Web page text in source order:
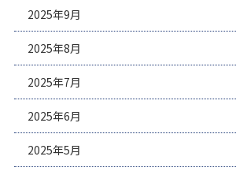
2025年9月
2025年8月
2025年7月
2025年6月
2025年5月